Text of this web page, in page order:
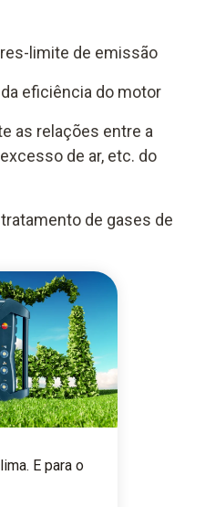
limite de emissão
eficiência do motor
as relações entre a
de ar, etc. do
de gases de
E para o